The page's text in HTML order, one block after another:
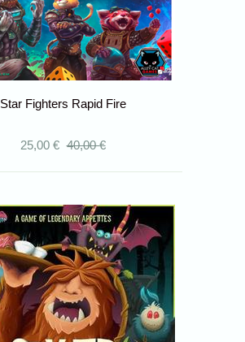
Star Fighters Rapid Fire
25,00 € 40,00 €